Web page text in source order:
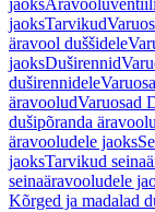
jaoks
jaoksTarvikud
äravool duššidele
jaoksDuširennid
duširennidele
äravooludVaruosad
dušipõranda
äravooludele jaoks
jaoksTarvikud
seinaäravooludele
Kõrged ja madalad